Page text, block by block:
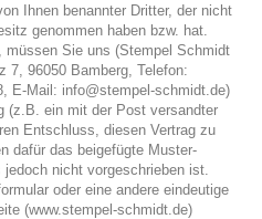
Ihnen benannter Dritter, der nicht
genommen haben bzw. hat.
müssen Sie uns (Stempel Schmidt
7, 96050 Bamberg, Telefon:
E-Mail: info@stempel-schmidt.de)
(z.B. ein mit der Post versandter
Entschluss, diesen Vertrag zu
dafür das beigefügte Muster-
nicht vorgeschrieben ist.
oder eine andere eindeutige
(www.stempel-schmidt.de)